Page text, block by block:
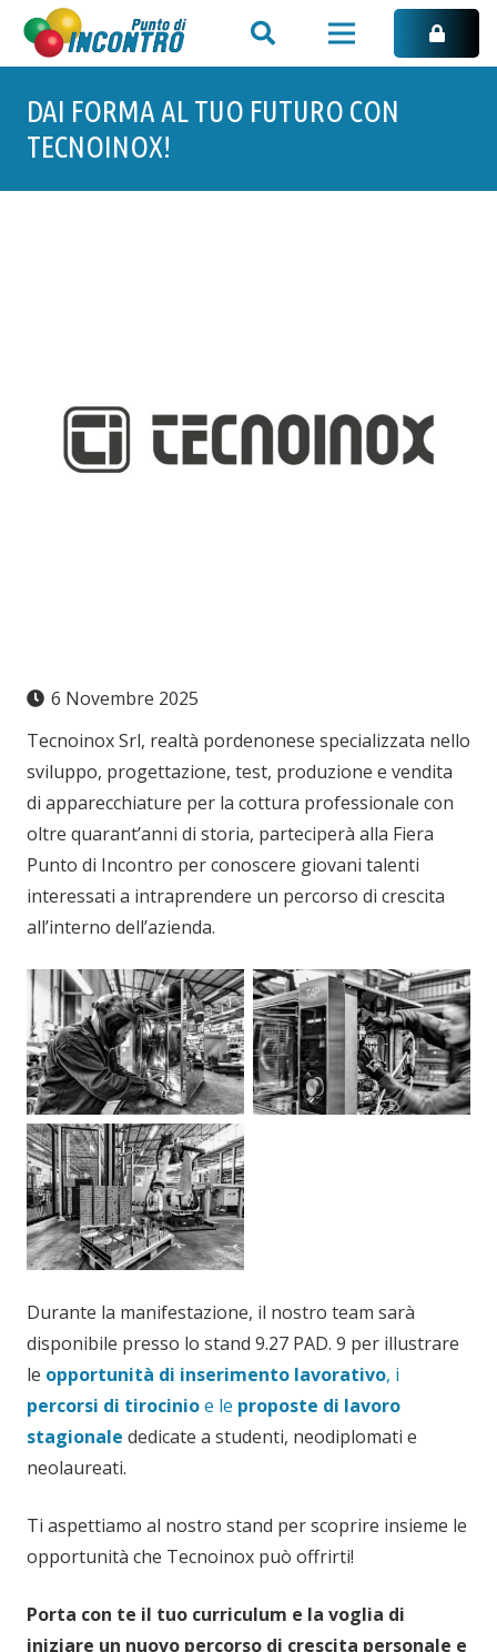
DAI FORMA AL TUO FUTURO CON
TECNOINOX!
6 Novembre 2025
Tecnoinox Srl, realtà pordenonese specializzata nello
sviluppo, progettazione, test, produzione e vendita
di apparecchiature per la cottura professionale con
oltre quarant’anni di storia, parteciperà alla Fiera
Punto di Incontro per conoscere giovani talenti
interessati a intraprendere un percorso di crescita
all’interno dell’azienda.
Durante la manifestazione, il nostro team sarà
disponibile presso lo stand 9.27 PAD. 9 per illustrare
le opportunità di inserimento lavorativo, i
percorsi di tirocinioe le proposte di lavoro
stagionale dedicate a studenti, neodiplomati e
neolaureati.
Ti aspettiamo al nostro stand per scoprire insieme le
opportunità che Tecnoinox può offrirti!
Porta con te il tuo curriculum e la voglia di
iniziare un nuovo percorso di crescita personale e